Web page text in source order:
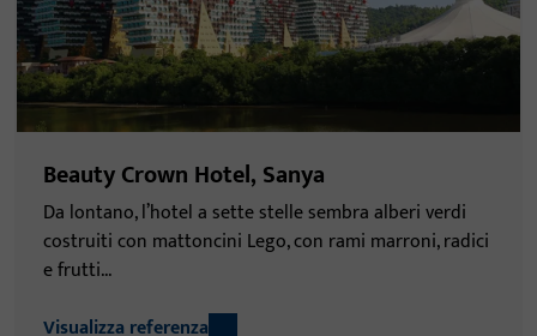
Beauty Crown Hotel, Sanya
Da lontano, l’hotel a sette stelle sembra alberi verdi
costruiti con mattoncini Lego, con rami marroni, radici
e frutti...
Visualizza referenza